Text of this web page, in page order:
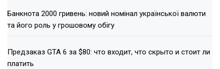
Банкнота 2000 гривень: новий номінал української валюти
та його роль у грошовому обігу
Предзаказ GTA 6 за $80: что входит, что скрыто и стоит ли
платить